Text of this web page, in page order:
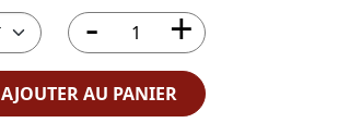
AJOUTER AU PANIER